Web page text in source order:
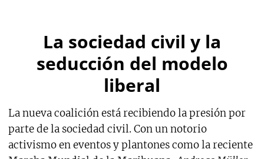
La sociedad civil y la
seducción del modelo
liberal
La nueva coalición está recibiendo la presión por
parte de la sociedad civil. Con un notorio
activismo en eventos y plantones como la reciente